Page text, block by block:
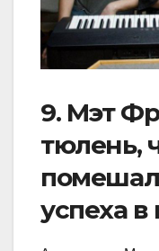
9. Мэт
тюлень,
успеха